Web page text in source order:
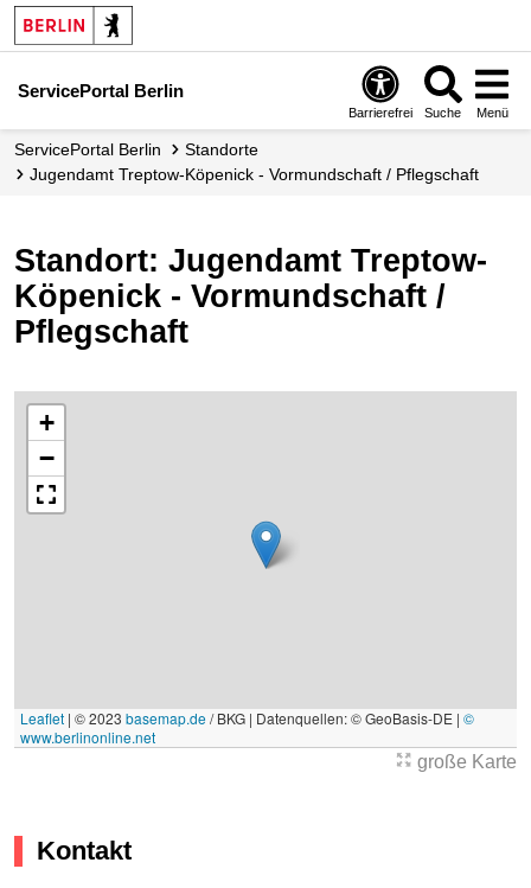
ServicePortal Berlin
Barrierefrei Suche Menü
ServicePortal Berlin
Standorte
Jugendamt Treptow-Köpenick - Vormundschaft / Pflegschaft
Standort: Jugendamt Treptow-
Köpenick - Vormundschaft /
Pflegschaft
+
−
Leaflet | © 2023 basemap.de/ BKG | Datenquellen: © GeoBasis-DE | ©
www.berlinonline.net
große Karte
Kontakt